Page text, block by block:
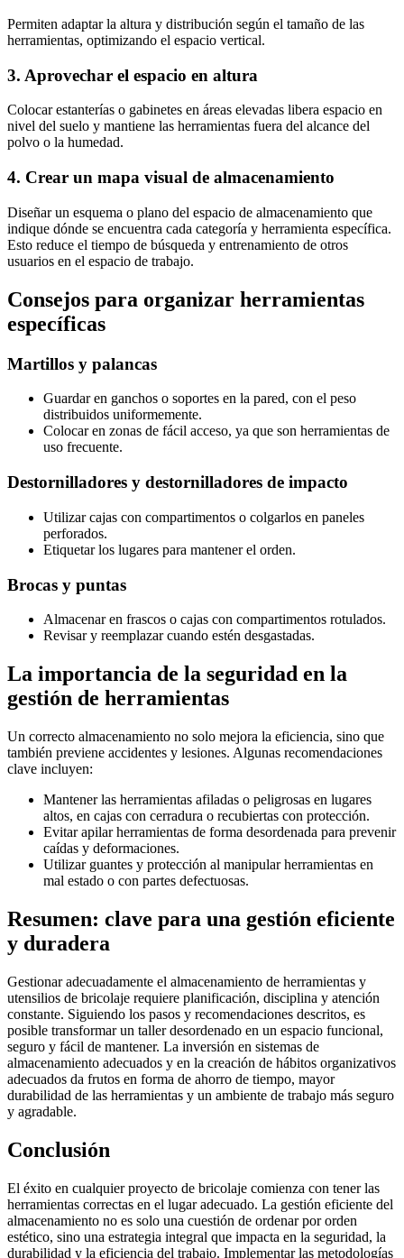
Permiten adaptar la altura y distribución según el tamaño de las
herramientas, optimizando el espacio vertical.
3. Aprovechar el espacio en altura
Colocar estanterías o gabinetes en áreas elevadas libera espacio en
nivel del suelo y mantiene las herramientas fuera del alcance del
polvo o la humedad.
4. Crear un mapa visual de almacenamiento
Diseñar un esquema o plano del espacio de almacenamiento que
indique dónde se encuentra cada categoría y herramienta específica.
Esto reduce el tiempo de búsqueda y entrenamiento de otros
usuarios en el espacio de trabajo.
Consejos para organizar herramientas
específicas
Martillos y palancas
Guardar en ganchos o soportes en la pared, con el peso
distribuidos uniformemente.
Colocar en zonas de fácil acceso, ya que son herramientas de
uso frecuente.
Destornilladores y destornilladores de impacto
Utilizar cajas con compartimentos o colgarlos en paneles
perforados.
Etiquetar los lugares para mantener el orden.
Brocas y puntas
Almacenar en frascos o cajas con compartimentos rotulados.
Revisar y reemplazar cuando estén desgastadas.
La importancia de la seguridad en la
gestión de herramientas
Un correcto almacenamiento no solo mejora la eficiencia, sino que
también previene accidentes y lesiones. Algunas recomendaciones
clave incluyen:
Mantener las herramientas afiladas o peligrosas en lugares
altos, en cajas con cerradura o recubiertas con protección.
Evitar apilar herramientas de forma desordenada para prevenir
caídas y deformaciones.
Utilizar guantes y protección al manipular herramientas en
mal estado o con partes defectuosas.
Resumen: clave para una gestión eficiente
y duradera
Gestionar adecuadamente el almacenamiento de herramientas y
utensilios de bricolaje requiere planificación, disciplina y atención
constante. Siguiendo los pasos y recomendaciones descritos, es
posible transformar un taller desordenado en un espacio funcional,
seguro y fácil de mantener. La inversión en sistemas de
almacenamiento adecuados y en la creación de hábitos organizativos
adecuados da frutos en forma de ahorro de tiempo, mayor
durabilidad de las herramientas y un ambiente de trabajo más seguro
y agradable.
Conclusión
El éxito en cualquier proyecto de bricolaje comienza con tener las
herramientas correctas en el lugar adecuado. La gestión eficiente del
almacenamiento no es solo una cuestión de ordenar por orden
estético, sino una estrategia integral que impacta en la seguridad, la
durabilidad y la eficiencia del trabajo. Implementar las metodologías